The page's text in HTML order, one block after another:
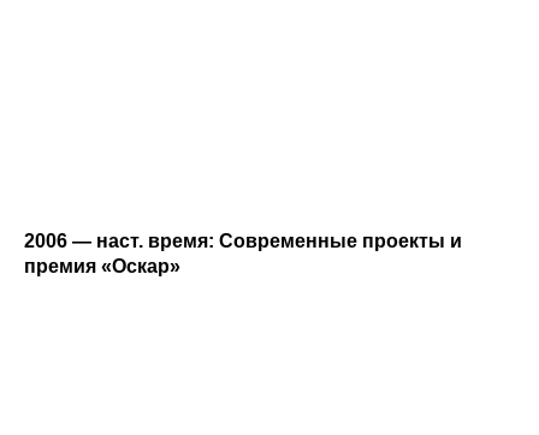
2006 — наст. время: Современные проекты и
премия «Оскар»